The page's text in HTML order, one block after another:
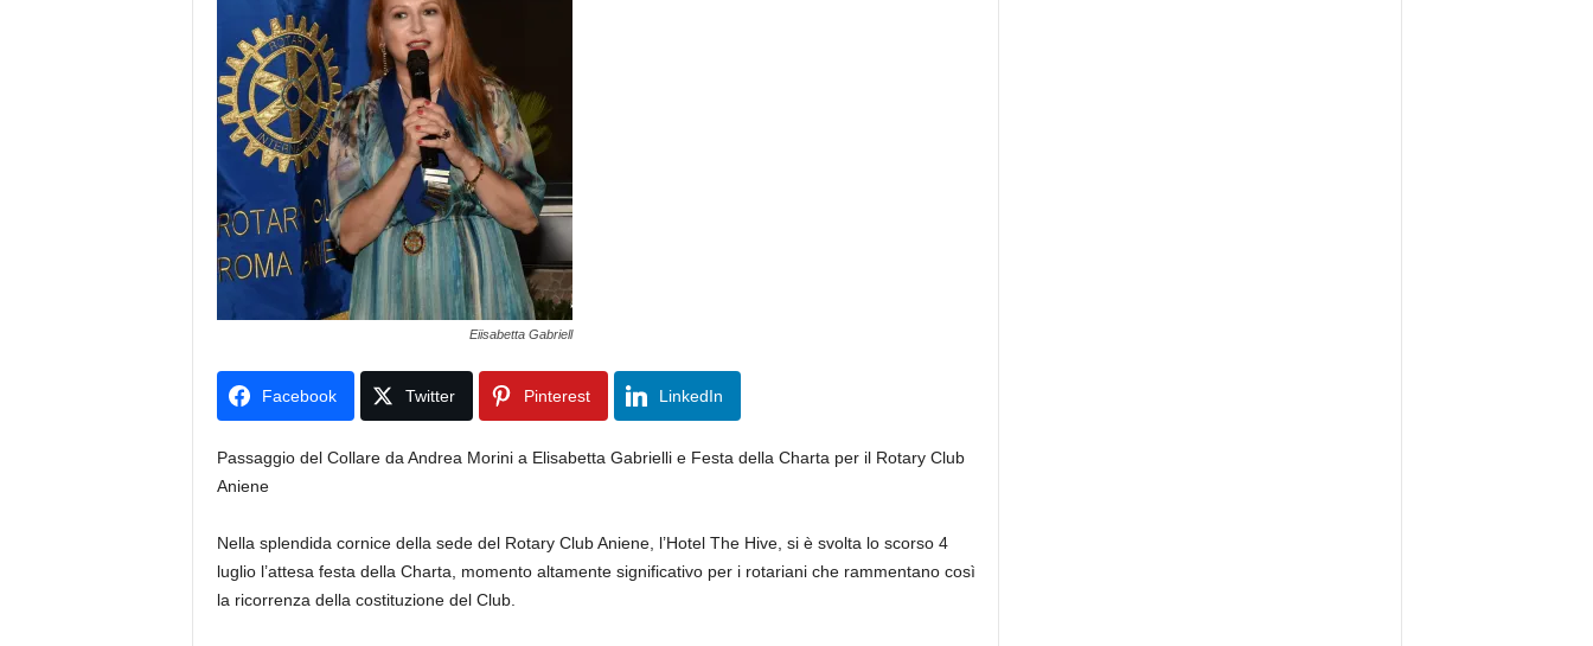
Eiisabetta Gabriell
Facebook Twitter Pinterest LinkedIn
Passaggio del Collare da Andrea Morini a Elisabetta Gabrielli e Festa della Charta per il Rotary Club
Aniene
Nella splendida cornice della sede del Rotary Club Aniene, l’Hotel The Hive, si è svolta lo scorso 4
luglio l’attesa festa della Charta, momento altamente significativo per i rotariani che rammentano così
la ricorrenza della costituzione del Club.